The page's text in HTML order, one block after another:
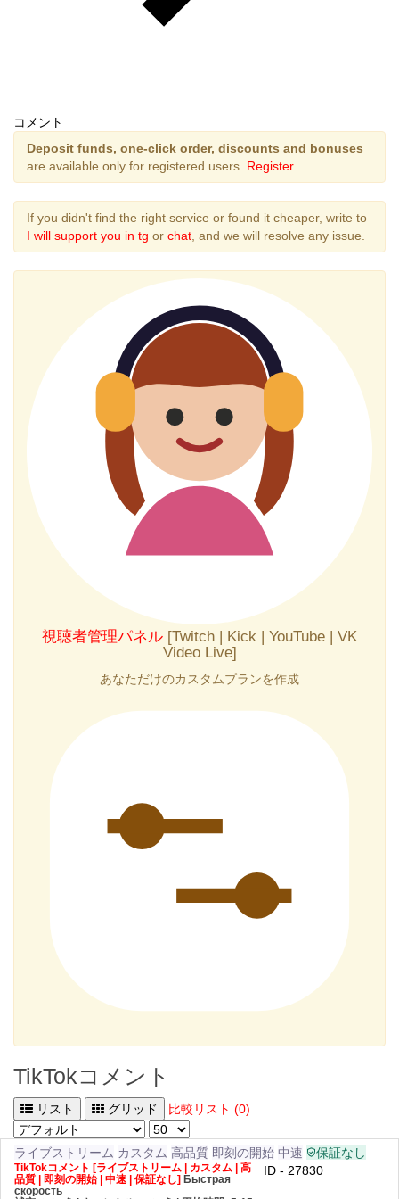
コメント
Deposit funds, one-click order, discounts and bonuses
are available only for registered users. Register.
If you didn't find the right service or found it cheaper, write to
I will support you in tg or chat , and we will resolve any issue.
視聴者管理パネル [Twitch | Kick | YouTube | VK
Video Live]
あなただけのカスタムプランを作成
TikTokコメント
リスト グリッド 比較リスト (0)
ライブストリーム カスタム 高品質 即刻の開始 中速 保証なし
TikTokコメント [ライブストリーム | カスタム | 高
品質 | 即刻の開始 | 中速 | 保証なし] Быстрая
скорость
ID - 27830